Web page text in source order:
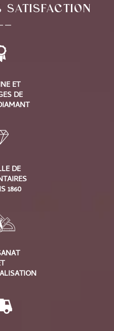
SATISFACTION
ET
DE
DE
1860